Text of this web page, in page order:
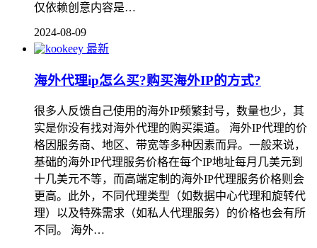
仅依赖创意内容是…
2024-08-09
最新
海外代理ip怎么买?购买海外IP的方式?
很多人反馈自己使用的海外IP频繁封号，数量也少，其
实是你没有找对海外代理的购买渠道。 海外IP代理的价
格因服务商、地区、带宽等多种因素而异。一般来说，
基础的海外IP代理服务价格在每个IP地址每月几美元到
十几美元不等，而高端定制的海外IP代理服务价格则会
更高。此外，不同代理类型（如数据中心代理和旋转代
理）以及特殊需求（如私人代理服务）的价格也会有所
不同。 海外…